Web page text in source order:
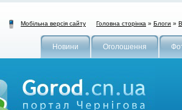
Мобільна версія сайту Головна сторінка » Блоги »
Новини Оголошення